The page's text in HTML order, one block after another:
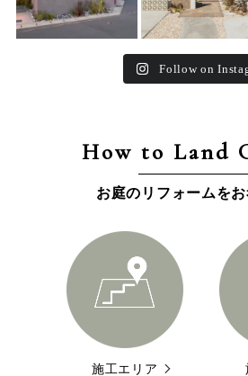
Follow on
How to Land
お庭のリフォームを
施工エリア